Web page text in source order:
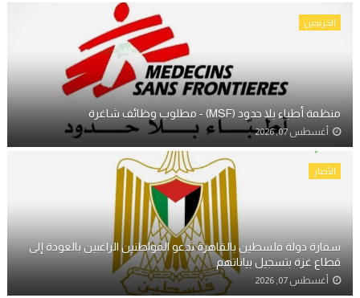
الخريجين
منظمة أطباء بلا حدود (MSF) - مطلوب وظائف شاغرة
أغسطس 07, 2026
الأخبار
سفارة دولة فلسطين بالقاهرة تدعو المواطنين الراغبين بالعودة إلى
قطاع غزة بتسجيل بياناتهم
أغسطس 07, 2026